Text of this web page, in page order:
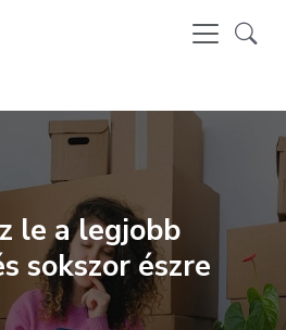
le a legjobb
sokszor észre